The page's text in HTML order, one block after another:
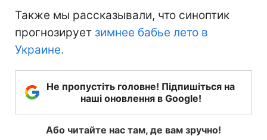
Также мы рассказывали, что синоптик
прогнозирует зимнее бабье лето в
Украине.
Не пропустіть головне! Підпишіться на
наші оновлення в Google!
Або читайте нас там, де вам зручно!